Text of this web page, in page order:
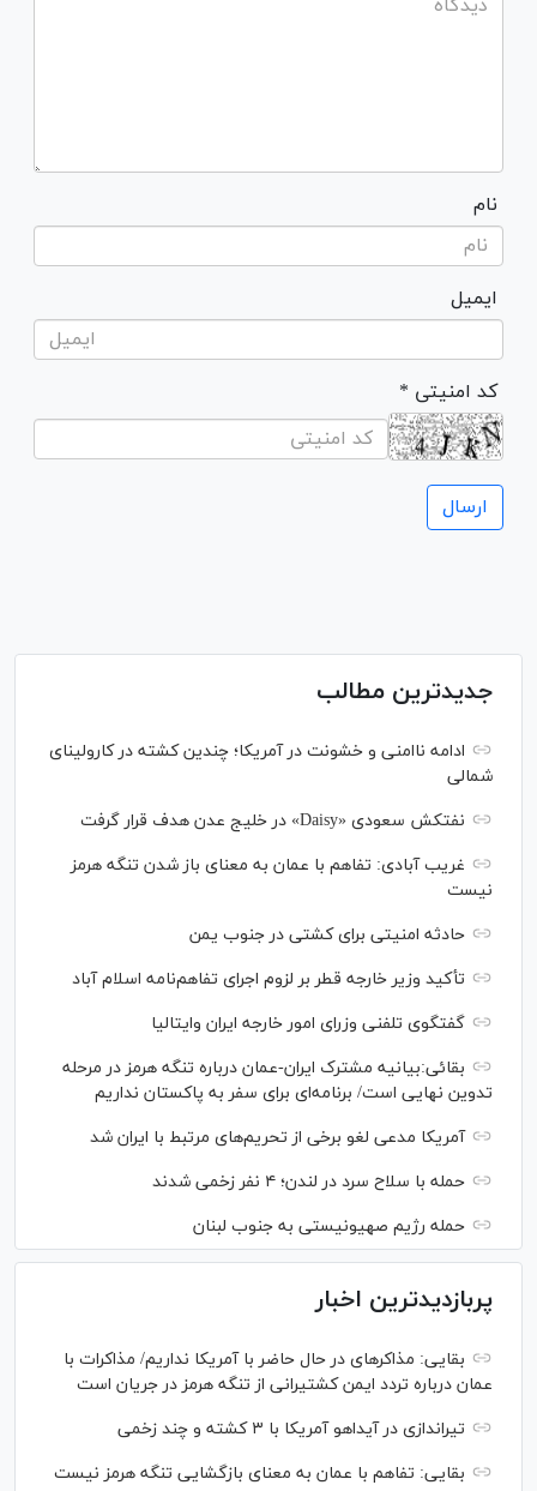
نام
ایمیل
* کد امنیتی
جدیدترین مطالب
ادامه ناامنی و خشونت در آمریکا؛ چندین کشته در کارولینای
شمالی
نفتکش سعودی «Daisy» در خلیج عدن هدف قرار گرفت
غریب آبادی: تفاهم با عمان به معنای باز شدن تنگه هرمز
نیست
حادثه امنیتی برای کشتی در جنوب یمن
تأکید وزیر خارجه قطر بر لزوم اجرای تفاهم‌نامه اسلام آباد
گفتگوی تلفنی وزرای امور خارجه ایران وایتالیا
بقائی:بیانیه مشترک ایران-عمان درباره تنگه هرمز در مرحله
تدوین نهایی است/ برنامه‌ای برای سفر به پاکستان نداریم
آمریکا مدعی لغو برخی از تحریم‌های مرتبط با ایران شد
حمله با سلاح سرد در لندن؛ ۴ نفر زخمی شدند
حمله رژیم صهیونیستی به جنوب لبنان
پربازدیدترین اخبار
بقایی: مذاکره‎ای در حال حاضر با آمریکا نداریم/ مذاکرات با
عمان درباره تردد ایمن کشتیرانی از تنگه هرمز در جریان است
تیراندازی در آیداهو آمریکا با ۳ کشته و چند زخمی
بقایی: تفاهم با عمان به معنای بازگشایی تنگه هرمز نیست